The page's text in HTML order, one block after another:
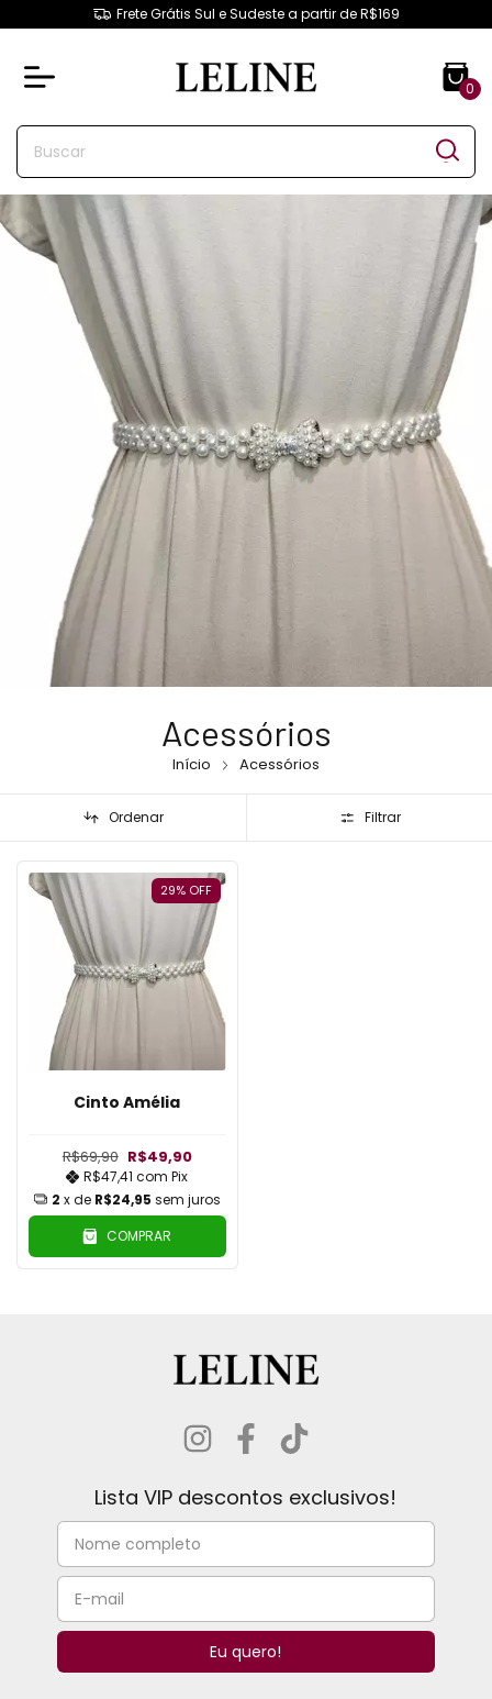
Frete Grátis Sul e Sudeste a partir de R$169
0
Acessórios
Início Acessórios
Ordenar Filtrar
29% OFF
Cinto Amélia
R$69,90 R$49,90
R$47,41com Pix
2 x de R$24,95 sem juros
COMPRAR
Lista VIP descontos exclusivos!